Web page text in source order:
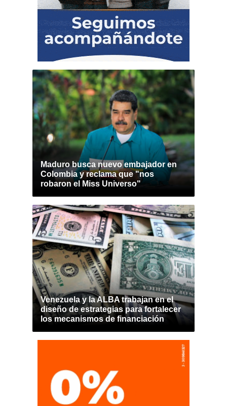
Maduro busca nuevo embajador en
Colombia y reclama que "nos
robaron el Miss Universo"
Venezuela y la ALBA trabajan en el
diseño de estrategias para fortalecer
los mecanismos de financiación